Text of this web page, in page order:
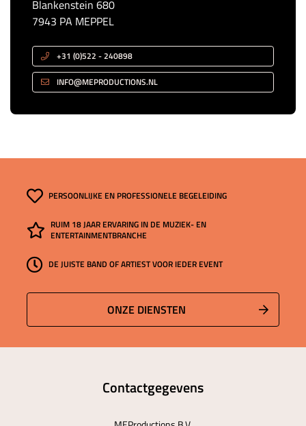
Blankenstein 680
7943 PA MEPPEL
+31 (0)522 - 240898
INFO@MEPRODUCTIONS.NL
PERSOONLIJKE EN PROFESSIONELE BEGELEIDING
RUIM 18 JAAR ERVARING IN DE MUZIEK- EN
ENTERTAINMENTBRANCHE
DE JUISTE BAND OF ARTIEST VOOR IEDER EVENT
ONZE DIENSTEN
Contactgegevens